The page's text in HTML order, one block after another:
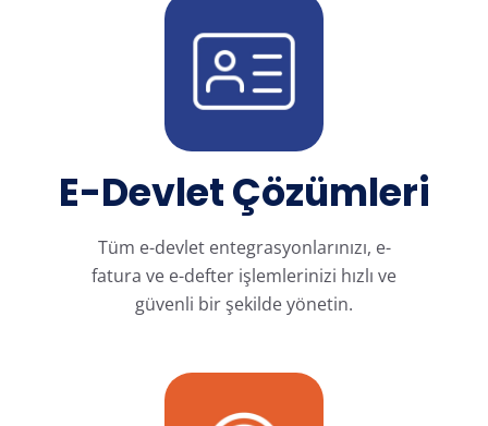
E-Devlet Çözümleri
Tüm e-devlet entegrasyonlarınızı, e-
fatura ve e-defter işlemlerinizi hızlı ve
güvenli bir şekilde yönetin.